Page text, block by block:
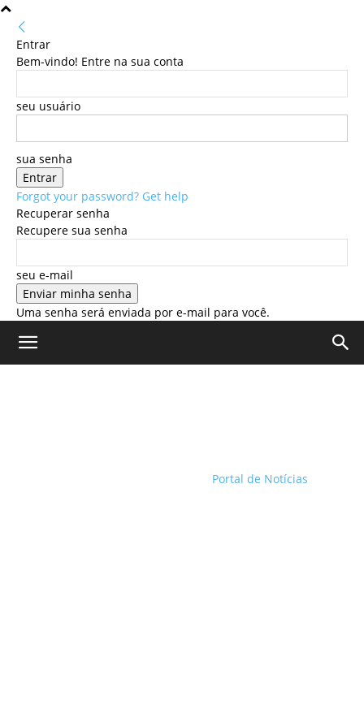
Entrar
Bem-vindo! Entre na sua conta
seu usuário
sua senha
Forgot your password? Get help
Recuperar senha
Recupere sua senha
seu e-mail
Uma senha será enviada por e-mail para você.
Portal de Notícias